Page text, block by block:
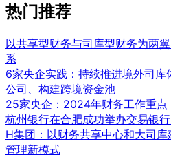
热门推荐
以共享型财务与司库型财务为两
系
6家央企实践：持续推进境外司
公司、构建跨境资金池
25家央企：2024年财务工作重点
杭州银行在合肥成功举办交易银
H集团：以财务共享中心和大司
管理新模式